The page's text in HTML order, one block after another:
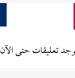
تعليقات حتى الآن